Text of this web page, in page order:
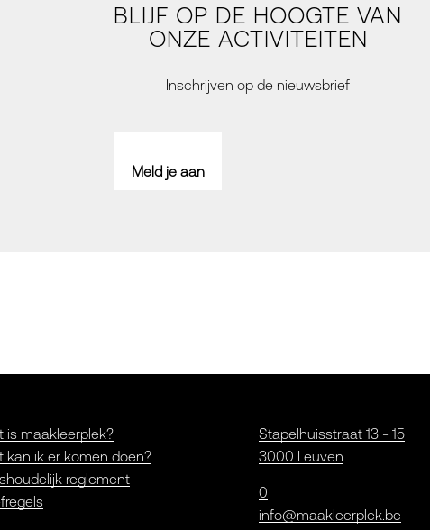
BLIJF OP DE HOOGTE VAN
ONZE ACTIVITEITEN
Inschrijven op de nieuwsbrief
Meld je aan
is maakleerplek?
kan ik er komen doen?
reglement
Stapelhuisstraat 13 - 15
3000 Leuven
0
info@maakleerplek.be